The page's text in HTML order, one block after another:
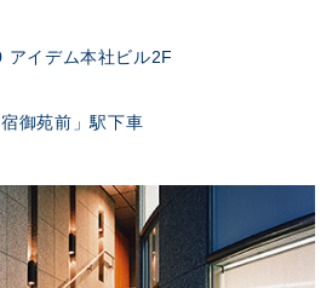
イデム本社ビル2F
御苑前」駅下車